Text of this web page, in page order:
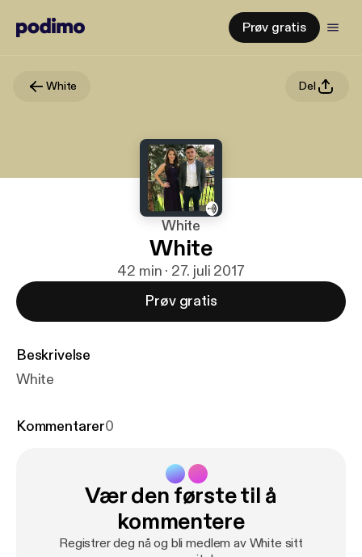
Prøv gratis
White Del
White
White
42 min · 27. juli 2017
Prøv gratis
Beskrivelse
White
Kommentarer0
Vær den første til å
kommentere
Registrer deg nå og bli medlem av White sitt